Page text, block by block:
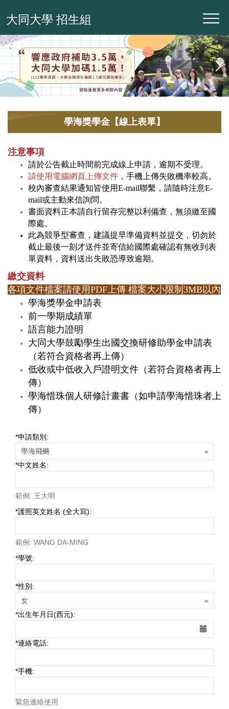
到
要
內
區
大同大學 招生組
學海獎學金【線上表單】
注意事項
請於公告截止時間前完成線上申請，逾期不受理。
請使用電腦網頁上傳文件 ，手機上傳失敗機率較高。
校內審查結果通知皆使用E-mail聯繫，請隨時注意E-
mail或主動來信詢問。
書面資料正本請自行留存完整以利備查，無須繳至國
際處。
此為競爭型審查，建議提早準備資料並提交，切勿於
截止最後一刻才送件並寄信給國際處確認有無收到表
單資料，資料送出失敗恐導致逾期。
繳交資料
各項文件檔案請使用PDF上傳 檔案大小限制3MB以內
學海獎學金申請表
前一學期成績單
語言能力證明
大同大學鼓勵學生出國交換研修助學金申請表
（若符合資格者再上傳）
低收或中低收入戶證明文件（若符合資格者再上
傳）
學海惜珠個人研修計畫書（如申請學海惜珠者上
傳）
*申請類別:
*中文姓名:
範例: 王大明
*護照英文姓名 (全大寫):
範例: WANG DA-MING
*學號:
*性別:
*出生年月日(西元):
*連絡電話:
*手機:
緊急連絡使用